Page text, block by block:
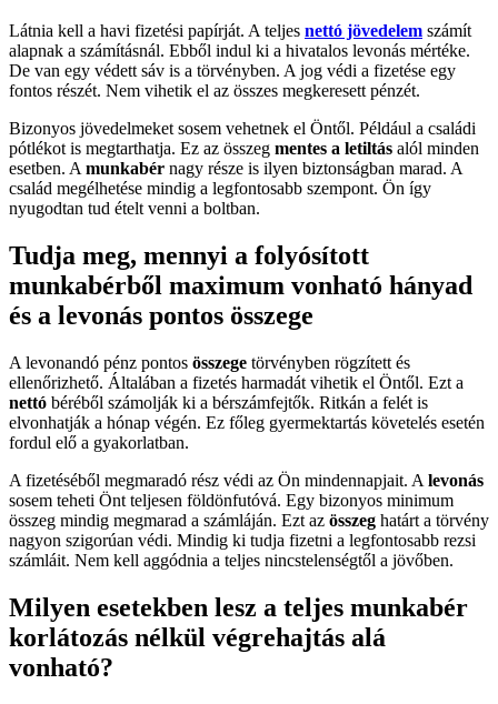
Látnia kell a havi fizetési papírját. A teljes nettó jövedelem számít
alapnak a számításnál. Ebből indul ki a hivatalos levonás mértéke.
De van egy védett sáv is a törvényben. A jog védi a fizetése egy
fontos részét. Nem vihetik el az összes megkeresett pénzét.
Bizonyos jövedelmeket sosem vehetnek el Öntől. Például a családi
pótlékot is megtarthatja. Ez az összeg mentes a letiltás alól minden
esetben. A munkabér nagy része is ilyen biztonságban marad. A
család megélhetése mindig a legfontosabb szempont. Ön így
nyugodtan tud ételt venni a boltban.
Tudja meg, mennyi a folyósított
munkabérből maximum vonható hányad
és a levonás pontos összege
A levonandó pénz pontos összege törvényben rögzített és
ellenőrizhető. Általában a fizetés harmadát vihetik el Öntől. Ezt a
nettó béréből számolják ki a bérszámfejtők. Ritkán a felét is
elvonhatják a hónap végén. Ez főleg gyermektartás követelés esetén
fordul elő a gyakorlatban.
A fizetéséből megmaradó rész védi az Ön mindennapjait. A levonás
sosem teheti Önt teljesen földönfutóvá. Egy bizonyos minimum
összeg mindig megmarad a számláján. Ezt az összeg határt a törvény
nagyon szigorúan védi. Mindig ki tudja fizetni a legfontosabb rezsi
számláit. Nem kell aggódnia a teljes nincstelenségtől a jövőben.
Milyen esetekben lesz a teljes munkabér
korlátozás nélkül végrehajtás alá
vonható?